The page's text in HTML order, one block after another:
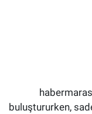
buluştururken,